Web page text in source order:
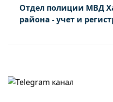
Отдел полиции МВД
района - учет и